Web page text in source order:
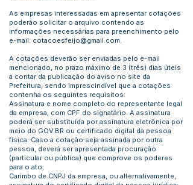
As empresas interessadas em apresentar cotações
poderão solicitar o arquivo contendo as
informações necessárias para preenchimento pelo
e-mail: cotacoesfeijo@gmail.com.
A cotações deverão ser enviadas pelo e-mail
mencionado, no prazo máximo de 3 (três) dias úteis
a contar da publicação do aviso no site da
Prefeitura, sendo imprescindível que a cotações
contenha os seguintes requisitos:
Assinatura e nome completo do representante legal
da empresa, com CPF do signatário. A assinatura
poderá ser substituída por assinatura eletrônica por
meio do GOV.BR ou certificado digital da pessoa
física. Caso a cotação seja assinada por outra
pessoa, deverá ser apresentada procuração
(particular ou pública) que comprove os poderes
para o ato;
Carimbo de CNPJ da empresa, ou alternativamente,